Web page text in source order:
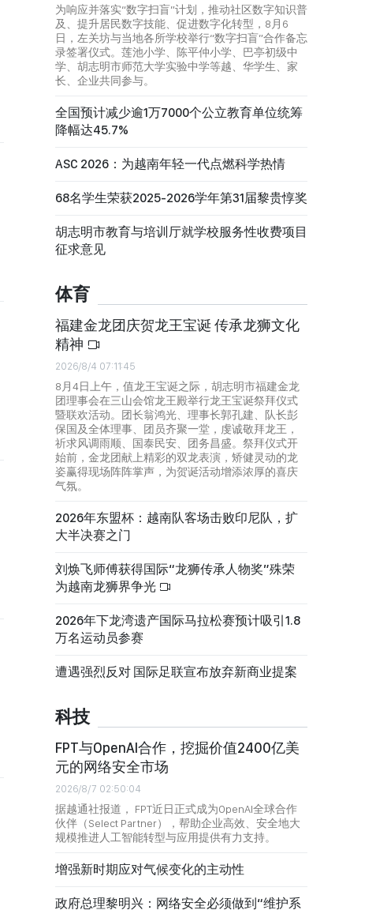
为响应并落实“数字扫盲”计划，推动社区数字知识普
及、提升居民数字技能、促进数字化转型，8月6
日，左关坊与当地各所学校举行“数字扫盲”合作备忘
录签署仪式。莲池小学、陈平仲小学、巴亭初级中
学、胡志明市师范大学实验中学等越、华学生、家
长、企业共同参与。
全国预计减少逾1万7000个公立教育单位统筹
降幅达45.7%
ASC 2026：为越南年轻一代点燃科学热情
68名学生荣获2025-2026学年第31届黎贵惇奖
胡志明市教育与培训厅就学校服务性收费项目
征求意见
体育
福建金龙团庆贺龙王宝诞 传承龙狮文化
精神
2026/8/4 07:11:45
8月4日上午，值龙王宝诞之际，胡志明市福建金龙
团理事会在三山会馆龙王殿举行龙王宝诞祭拜仪式
暨联欢活动。团长翁鸿光、理事长郭孔建、队长彭
保国及全体理事、团员齐聚一堂，虔诚敬拜龙王，
祈求风调雨顺、国泰民安、团务昌盛。祭拜仪式开
始前，金龙团献上精彩的双龙表演，矫健灵动的龙
姿赢得现场阵阵掌声，为贺诞活动增添浓厚的喜庆
气氛。
2026年东盟杯：越南队客场击败印尼队，扩
大半决赛之门
刘焕飞师傅获得国际“龙狮传承人物奖”殊荣
为越南龙狮界争光
2026年下龙湾遗产国际马拉松赛预计吸引1.8
万名运动员参赛
遭遇强烈反对 国际足联宣布放弃新商业提案
科技
FPT与OpenAI合作，挖掘价值2400亿美
元的网络安全市场
2026/8/7 02:50:04
据越通社报道， FPT近日正式成为OpenAI全球合作
伙伴（Select Partner），帮助企业高效、安全地大
规模推进人工智能转型与应用提供有力支持。
增强新时期应对气候变化的主动性
政府总理黎明兴：网络安全必须做到“维护系